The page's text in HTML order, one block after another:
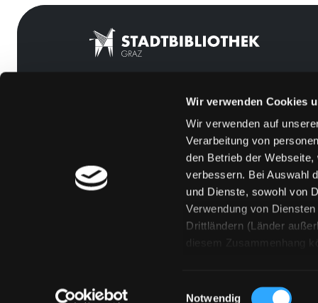
Wir verwenden Cookies
Wir verwenden auf
Verarbeitung von
den Betrieb der
verbessern. Bei Auswahl
und Dienste, sowohl von
Verwendung von
Drittländern (Länder
diesem Zusammenhang
„Details zeigen“ finden
Einwilligungsauswahl
Notwendig
[kju:b]
Feedback
Kontakt
Über uns
Jobs
Medienwunsch
FAQs